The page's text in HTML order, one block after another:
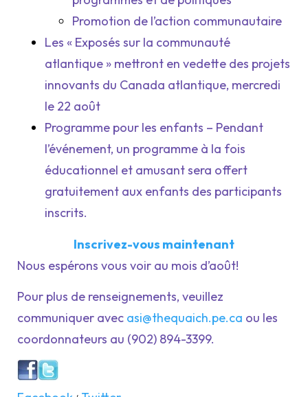
Promotion de l’action communautaire
Les « Exposés sur la communauté
atlantique » mettront en vedette des projets
innovants du Canada atlantique, mercredi
le 22 août
Programme pour les enfants – Pendant
l’événement, un programme à la fois
éducationnel et amusant sera offert
gratuitement aux enfants des participants
inscrits.
Inscrivez-vous maintenant
Nous espérons vous voir au mois d’août!
Pour plus de renseignements, veuillez
communiquer avec asi@thequaich.pe.ca ou les
coordonnateurs au (902) 894-3399.